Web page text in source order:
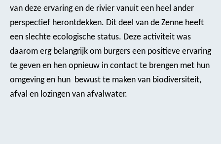
van deze ervaring en de rivier vanuit een heel ander
perspectief herontdekken. Dit deel van de Zenne heeft
een slechte ecologische status. Deze activiteit was
daarom erg belangrijk om burgers een positieve ervaring
te geven en hen opnieuw in contact te brengen met hun
omgeving en hun bewust te maken van biodiversiteit,
afval en lozingen van afvalwater.